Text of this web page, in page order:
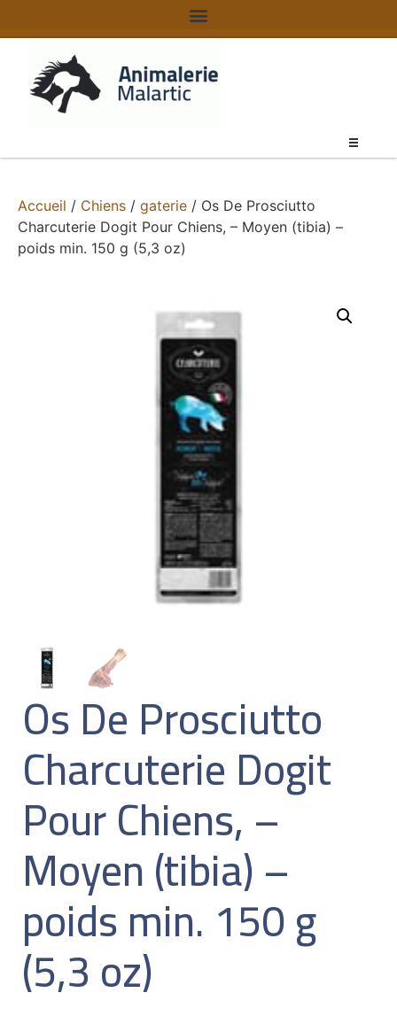
Accueil / Chiens / gaterie / Os De Prosciutto
Charcuterie Dogit Pour Chiens, – Moyen (tibia) –
poids min. 150 g (5,3 oz)
Os De Prosciutto
Charcuterie Dogit
Pour Chiens, –
Moyen (tibia) –
poids min. 150 g
(5,3 oz)